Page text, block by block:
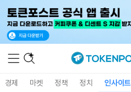
경제 마켓 정책 정치 인사이트
Solana (SOL)